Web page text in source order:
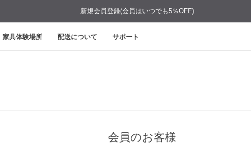
新規会員登録(会員はいつでも5％OFF)
家具体験場所 配送について サポート
会員のお客様